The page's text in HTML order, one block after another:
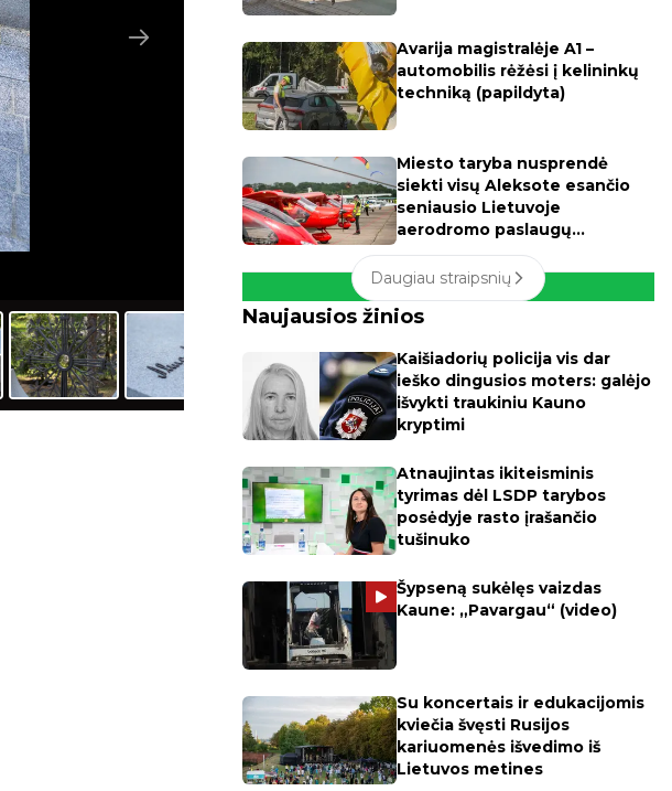
Avarija magistralėje A1 –
automobilis rėžėsi į kelininkų
techniką (papildyta)
Miesto taryba nusprendė
siekti visų Aleksote esančio
seniausio Lietuvoje
aerodromo paslaugų
apmokestinimo
Daugiau straipsnių
Naujausios žinios
Kaišiadorių policija vis dar
ieško dingusios moters: galėjo
išvykti traukiniu Kauno
kryptimi
Atnaujintas ikiteisminis
tyrimas dėl LSDP tarybos
posėdyje rasto įrašančio
tušinuko
Šypseną sukėlęs vaizdas
Kaune: „Pavargau“ (video)
Su koncertais ir edukacijomis
kviečia švęsti Rusijos
kariuomenės išvedimo iš
Lietuvos metines